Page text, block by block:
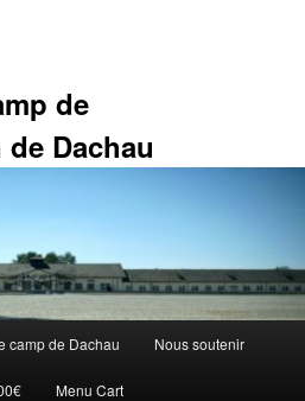
de
Dachau
camp de Dachau Nous soutenir
Menu Cart